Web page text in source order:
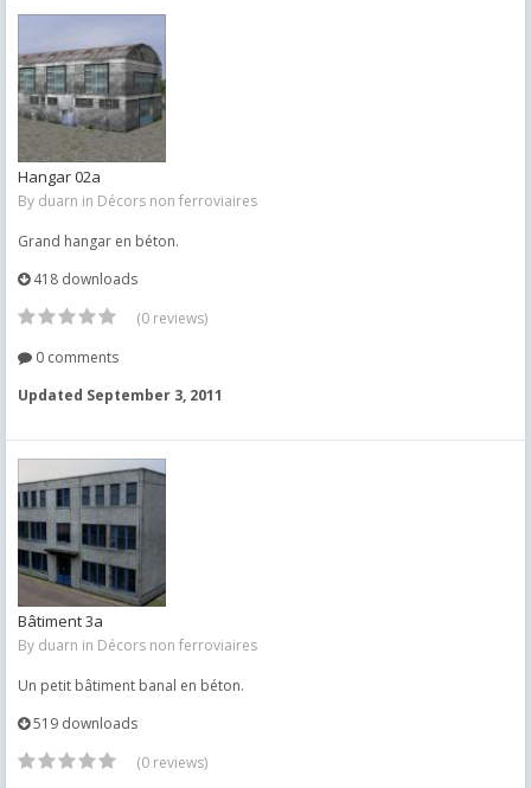
Hangar 02a
By duarn in Décors non ferroviaires
Grand hangar en béton.
418 downloads
(0 reviews)
0 comments
Updated September 3, 2011
Bâtiment 3a
By duarn in Décors non ferroviaires
Un petit bâtiment banal en béton.
519 downloads
(0 reviews)